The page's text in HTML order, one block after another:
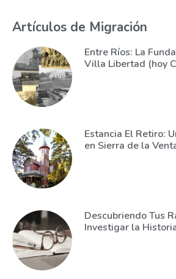
Artículos de Migración
Entre Ríos: La
Villa Libertad (hoy
Estancia El Retiro:
en Sierra de la
Descubriendo Tus
Investigar la